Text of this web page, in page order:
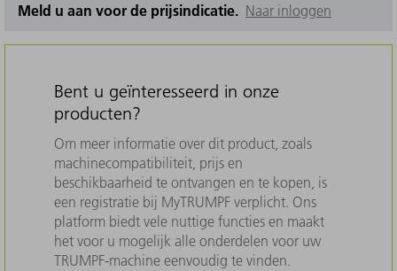
Meld u aan voor de prijsindicatie. Naar inloggen
Bent u geïnteresseerd in onze
producten?
Om meer informatie over dit product, zoals
machinecompatibiliteit, prijs en
beschikbaarheid te ontvangen en te kopen, is
een registratie bij MyTRUMPF verplicht. Ons
platform biedt vele nuttige functies en maakt
het voor u mogelijk alle onderdelen voor uw
TRUMPF-machine eenvoudig te vinden.